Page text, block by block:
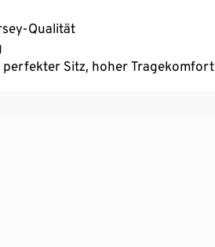
Qualität
Sitz, hoher Tragekomfort